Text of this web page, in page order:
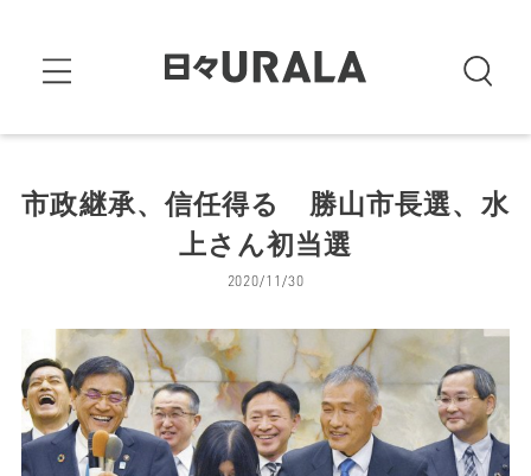
市政継承、信任得る 勝山市長選、水
上さん初当選
2020/11/30